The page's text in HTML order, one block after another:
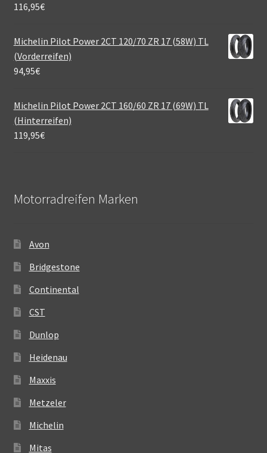
116,95€
Michelin Pilot Power 2CT 120/70 ZR 17 (58W) TL
(Vorderreifen)
94,95€
Michelin Pilot Power 2CT 160/60 ZR 17 (69W) TL
(Hinterreifen)
119,95€
Motorradreifen Marken
Avon
Bridgestone
Continental
CST
Dunlop
Heidenau
Maxxis
Metzeler
Michelin
Mitas